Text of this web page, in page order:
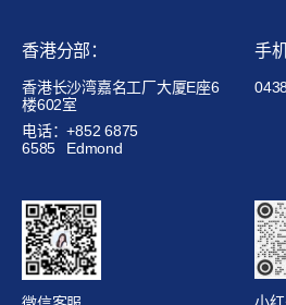
香港分部：
香港长沙湾嘉名工厂大厦E座6
楼602室
电话：+852 6875
6585
Edmond
手